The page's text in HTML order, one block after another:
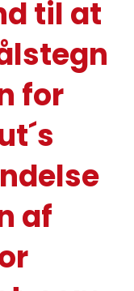
til at
for
af